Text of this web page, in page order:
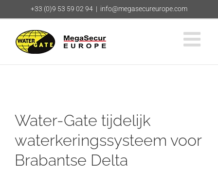
naar
+33 (0)9 53 59 02 94 | info@megasecureurope.com
Water-Gate tijdelijk
waterkeringssysteem voor
Brabantse Delta